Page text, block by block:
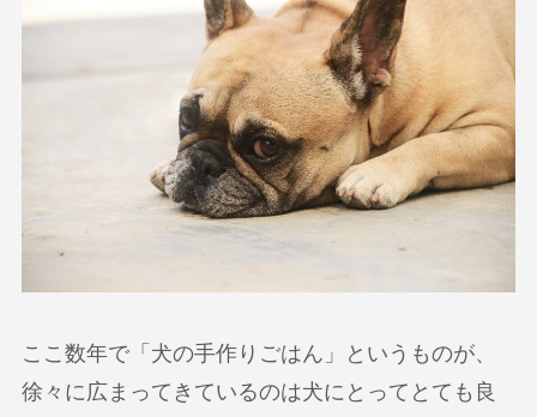
ここ数年で「犬の手作りごはん」というものが、
徐々に広まってきているのは犬にとってとても良